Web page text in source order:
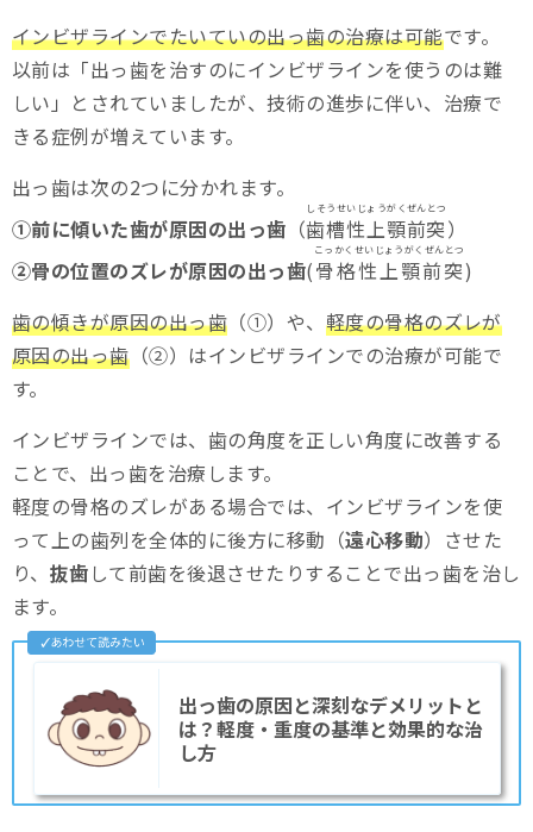
インビザラインでたいていの出っ歯の治療は可能です。
以前は「出っ歯を治すのにインビザラインを使うのは難
しい」とされていましたが、技術の進歩に伴い、治療で
きる症例が増えています。
出っ歯は次の2つに分かれます。
①前に傾いた歯が原因の出っ歯 （歯槽性上顎前突
しそうせいじょうがくぜんとつ
）
②骨の位置のズレが原因の出っ歯(骨格性上顎前突
こっかくせいじょうがくぜんとつ
)
歯の傾きが原因の出っ歯 （①）や、 軽度の骨格のズレが
原因の出っ歯（②）はインビザラインでの治療が可能で
す。
インビザラインでは、歯の角度を正しい角度に改善する
ことで、出っ歯を治療します。
軽度の骨格のズレがある場合では、インビザラインを使
って上の歯列を全体的に後方に移動（遠心移動）させた
り、 抜歯 して前歯を後退させたりすることで出っ歯を治し
ます。
出っ歯の原因と深刻なデメリットと
は？軽度・重度の基準と効果的な治
し方